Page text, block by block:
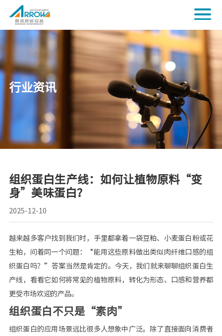
行业资讯
组织蛋白生产线：如何让植物原料“变
身”美味蛋白？
2025-12-10
越来越多客户找到我们时，手里都拿着一袋豆粕、小麦蛋白粉或花
生粕，问着同一个问题：“能用这些原料做出类似肉纤维口感的组
织蛋白吗？”答案当然是肯定的。今天，我们就来聊聊组织蛋白生
产线，看看它如何将常见的植物原料，转化为形态、口感和营养都
更受市场欢迎的产品。
组织蛋白不只是“素肉”
组织蛋白的应用场景远比很多人想象中广泛。除了直接面向消费者